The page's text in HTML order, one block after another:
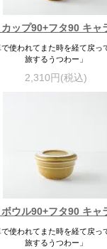
ップ90+フタ90 キャ
使われてまた時を経て戻っ
旅するうつわー」
2,310円(税込)
ウル90+フタ90 キャ
使われてまた時を経て戻っ
旅するうつわー」